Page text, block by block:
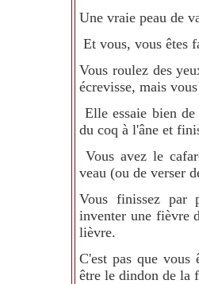
Une vraie peau de
Et vous, vous êtes
Vous roulez des
écrevisse, mais
Elle essaie bien
du coq à l'âne et
Vous avez le
veau (ou de verser
Vous finissez par
inventer une fièvre
lièvre.
C'est pas que vous
être le dindon de la